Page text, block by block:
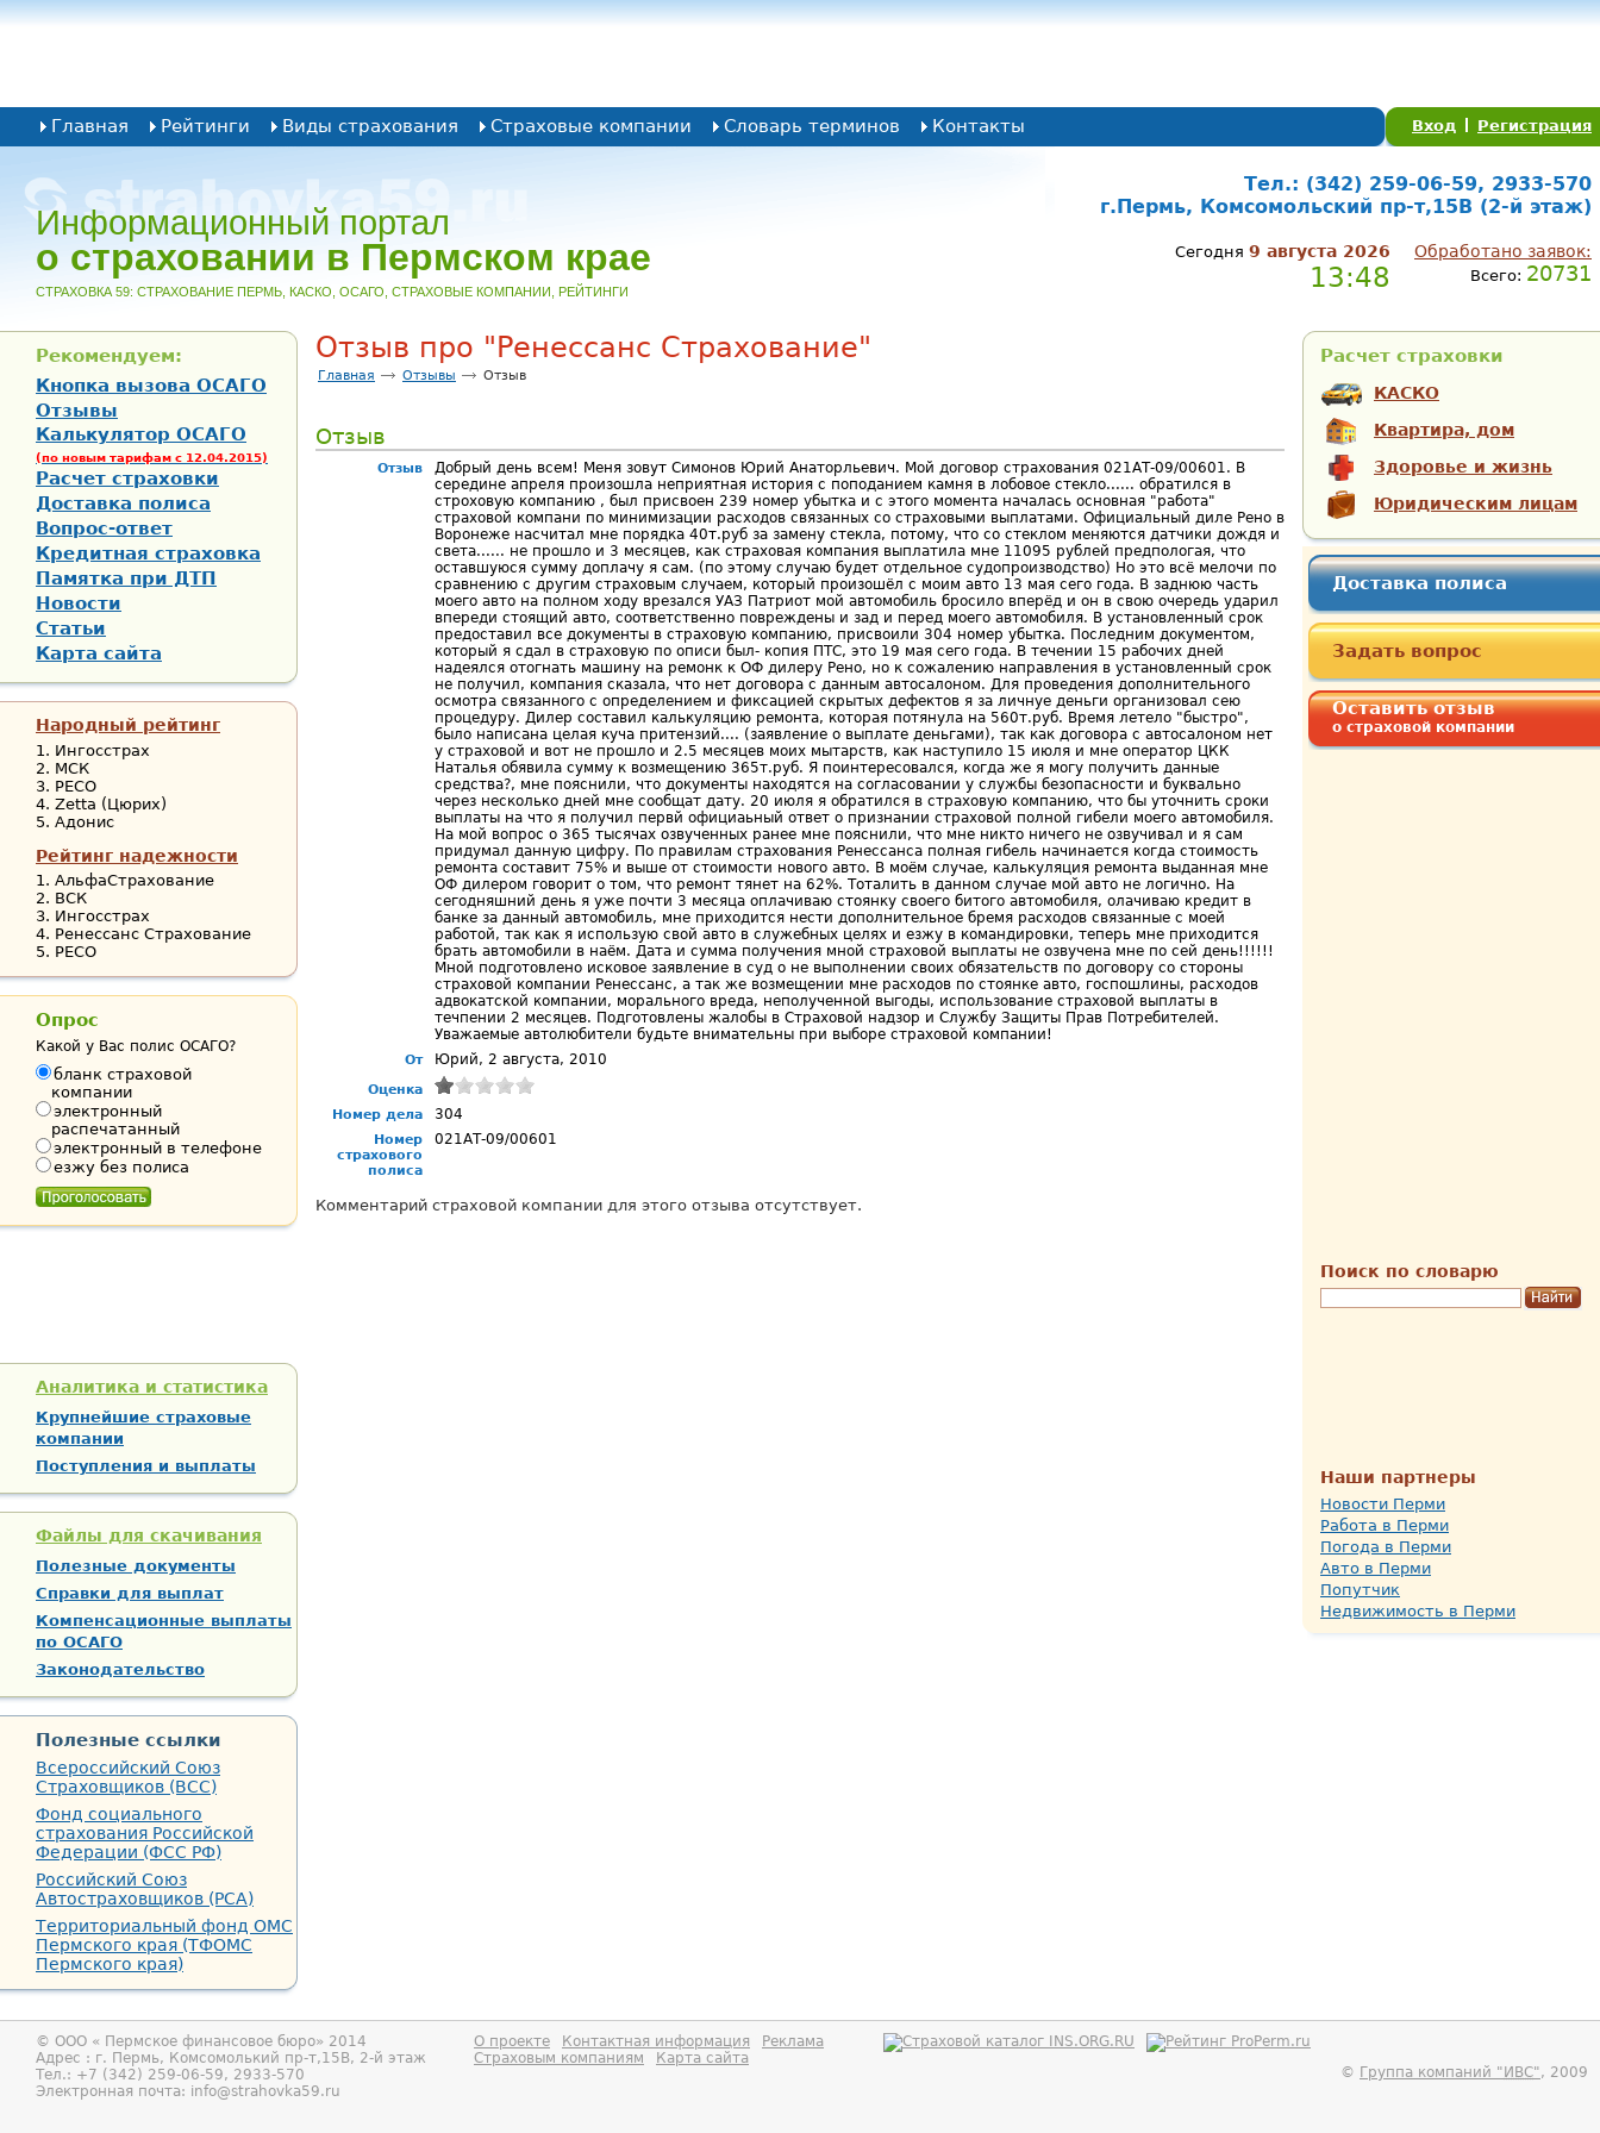
Информационный портал
о страховании в Пермском крае
CТРАХОВКА 59: СТРАХОВАНИЕ ПЕРМЬ, КАСКО, ОСАГО, СТРАХОВЫЕ КОМПАНИИ, РЕЙТИНГИ
Тел.: (342) 259-06-59, 2933-570
г.Пермь, Комсомольский пр-т,15В (2-й этаж)
Обработано заявок:
Всего: 20731
Сегодня 9 августа 2026
13:48
Вход Регистрация
Главная Рейтинги Виды страхования Страховые компании Словарь терминов Контакты
Расчет страховки
КАСКО
Квартира, дом
Здоровье и жизнь
Юридическим лицам
Доставка полиса
Задать вопрос
Оставить отзыв
о страховой компании
Поиск по словарю
Наши партнеры
Новости Перми
Работа в Перми
Погода в Перми
Авто в Перми
Попутчик
Недвижимость в Перми
Отзыв про "Ренессанс Страхование"
Главная Отзывы Отзыв
Отзыв
Отзыв
Добрый день всем! Меня зовут Симонов Юрий Анаторльевич. Мой договор страхования 021АТ-09/00601. В
середине апреля произошла неприятная история с поподанием камня в лобовое стекло...... обратился в
строховую компанию , был присвоен 239 номер убытка и с этого момента началась основная "работа"
страховой компани по минимизации расходов связанных со страховыми выплатами. Официальный диле Рено в
Воронеже насчитал мне порядка 40т.руб за замену стекла, потому, что со стеклом меняются датчики дождя и
света...... не прошло и 3 месяцев, как страховая компания выплатила мне 11095 рублей предпологая, что
оставшуюся сумму доплачу я сам. (по этому случаю будет отдельное судопроизводство) Но это всё мелочи по
сравнению с другим страховым случаем, который произошёл с моим авто 13 мая сего года. В заднюю часть
моего авто на полном ходу врезался УАЗ Патриот мой автомобиль бросило вперёд и он в свою очередь ударил
впереди стоящий авто, соответственно повреждены и зад и перед моего автомобиля. В установленный срок
предоставил все документы в страховую компанию, присвоили 304 номер убытка. Последним документом,
который я сдал в страховую по описи был- копия ПТС, это 19 мая сего года. В течении 15 рабочих дней
надеялся отогнать машину на ремонк к ОФ дилеру Рено, но к сожалению направления в установленный срок
не получил, компания сказала, что нет договора с данным автосалоном. Для проведения дополнительного
осмотра связанного с определением и фиксацией скрытых дефектов я за личнуе деньги организовал сею
процедуру. Дилер составил калькуляцию ремонта, которая потянула на 560т.руб. Время летело "быстро",
было написана целая куча притензий.... (заявление о выплате деньгами), так как договора с автосалоном нет
у страховой и вот не прошло и 2.5 месяцев моих мытарств, как наступило 15 июля и мне оператор ЦКК
Наталья обявила сумму к возмещению 365т.руб. Я поинтересовался, когда же я могу получить данные
средства?, мне пояснили, что документы находятся на согласовании у службы безопасности и буквально
через несколько дней мне сообщат дату. 20 июля я обратился в страховую компанию, что бы уточнить сроки
выплаты на что я получил первй официаьный ответ о признании страховой полной гибели моего автомобиля.
На мой вопрос о 365 тысячах озвученных ранее мне пояснили, что мне никто ничего не озвучивал и я сам
придумал данную цифру. По правилам страхования Ренессанса полная гибель начинается когда стоимость
ремонта составит 75% и выше от стоимости нового авто. В моём случае, калькуляция ремонта выданная мне
ОФ дилером говорит о том, что ремонт тянет на 62%. Тоталить в данном случае мой авто не логично. На
сегодняшний день я уже почти 3 месяца оплачиваю стоянку своего битого автомобиля, олачиваю кредит в
банке за данный автомобиль, мне приходится нести дополнительное бремя расходов связанные с моей
работой, так как я использую свой авто в служебных целях и езжу в командировки, теперь мне приходится
брать автомобили в наём. Дата и сумма получения мной страховой выплаты не озвучена мне по сей день!!!!!!
Мной подготовлено исковое заявление в суд о не выполнении своих обязательств по договору со стороны
страховой компании Ренессанс, а так же возмещении мне расходов по стоянке авто, госпошлины, расходов
адвокатской компании, морального вреда, неполученной выгоды, использование страховой выплаты в
течпении 2 месяцев. Подготовлены жалобы в Страховой надзор и Службу Защиты Прав Потребителей.
Уважаемые автолюбители будьте внимательны при выборе страховой компании!
От Юрий, 2 августа, 2010
Оценка
Номер дела
304
Номер
страхового
полиса
021АТ-09/00601
Комментарий страховой компании для этого отзыва отсутствует.
Рекомендуем:
Кнопка вызова ОСАГО
Отзывы
Калькулятор ОСАГО
(по новым тарифам с 12.04.2015)
Расчет страховки
Доставка полиса
Вопрос-ответ
Кредитная страховка
Памятка при ДТП
Новости
Статьи
Карта сайта
Народный рейтинг
Ингосстрах
МСК
РЕСО
Zetta (Цюрих)
Адонис
Рейтинг надежности
АльфаСтрахование
ВСК
Ингосстрах
Ренессанс Страхование
РЕСО
Опрос
Какой у Вас полис ОСАГО?
бланк страховой
компании
электронный
распечатанный
электронный в телефоне
езжу без полиса
Аналитика и статистика
Крупнейшие страховые
компании
Поступления и выплаты
Файлы для скачивания
Полезные документы
Справки для выплат
Компенсационные выплаты
по ОСАГО
Законодательство
Полезные ссылки
Всероссийский Союз
Страховщиков (ВСС)
Фонд социального
страхования Российской
Федерации (ФСС РФ)
Российский Союз
Автостраховщиков (РСА)
Территориальный фонд ОМС
Пермского края (ТФОМС
Пермского края)
© ООО « Пермское финансовое бюро» 2014
Адрес : г. Пермь, Комсомолький пр-т,15В, 2-й этаж
Тел.: +7 (342) 259-06-59, 2933-570
Электронная почта: info@strahovka59.ru
О проекте Контактная информация
Реклама
Страховым компаниям
Карта сайта
© Группа компаний " ИВС", 2009